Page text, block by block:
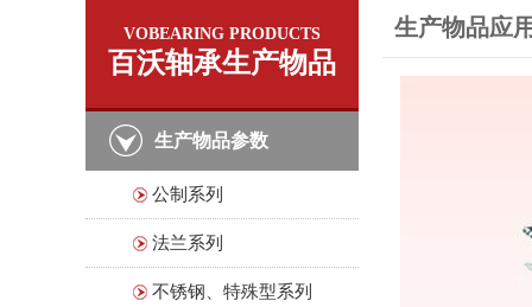
VOBEARING PRODUCTS
百沃轴承生产物品
生产物品参数
公制系列
法兰系列
不锈钢、特殊型系列
生产物品应